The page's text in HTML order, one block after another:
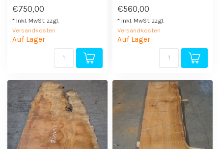
€750,00
* Inkl. MwSt. zzgl.
Versandkosten
Auf Lager
€560,00
* Inkl. MwSt. zzgl.
Versandkosten
Auf Lager